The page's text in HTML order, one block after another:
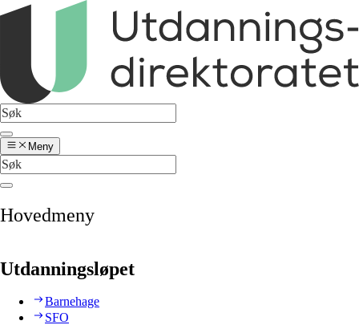
Meny
Hovedmeny
Utdanningsløpet
Barnehage
SFO